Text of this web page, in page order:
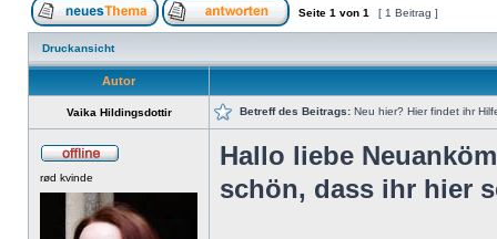
Seite 1 von 1 [ 1 Beitrag ]
Druckansicht
Autor
Vaika Hildingsdottir Betreff des Beitrags: Neu hier? Hier findet ihr
rød kvinde
Hallo liebe
schön, dass ihr hier